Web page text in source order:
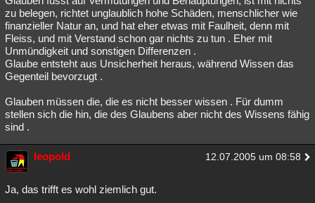
zu belegen, richtet unglaublich hohe Schäden, menschlicher wie
finanzieller Natur an, und hat eher etwas mit Faulheit, denn mit
Fleiss, und mit Verstand schon gar nichts zu tun . Eher mit
Unmündigkeit und sonstigen Differenzen .
Glaube entsteht aus Unsicherheit heraus, während Wissen das
Gegenteil bevorzugt .
Glauben müssen die, die es nicht besser wissen . Für dumm
stellen sich die hin, die des Glaubens aber nicht des Wissens fähig
sind .
leopold 12.07.2005 um 08:58
Ja, das trifft es wohl ziemlich gut.